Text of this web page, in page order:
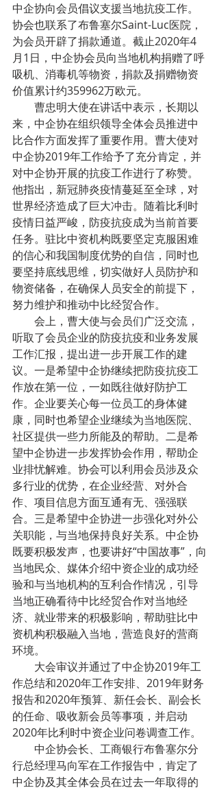
中企协向会员倡议支援当地抗疫工作。
协会也联系了布鲁塞尔Saint-Luc医院，
为会员开辟了捐款通道。截止2020年4
月1日，中企协会员向当地机构捐赠了呼
吸机、消毒机等物资，捐款及捐赠物资
价值累计约359962万欧元。
来，中企协在组织领导全体会员推进中
比合作方面发挥了重要作用。曹大使对
中企协2019年工作给予了充分肯定，并
对中企协开展的抗疫工作进行了称赞。
他指出，新冠肺炎疫情蔓延至全球，对
世界经济造成了巨大冲击。随着比利时
疫情日益严峻，防疫抗疫成为当前首要
任务。驻比中资机构既要坚定克服困难
的信心和我国制度优势的自信，同时也
要坚持底线思维，切实做好人员防护和
物资储备，在确保人员安全的前提下，
努力维护和推动中比经贸合作。
听取了会员企业的防疫抗疫和业务发展
工作汇报，提出进一步开展工作的建
议。一是希望中企协继续把防疫抗疫工
作放在第一位，一如既往做好防护工
作。企业要关心每一位员工的身体健
康，同时也希望企业继续为当地医院、
社区提供一些力所能及的帮助。二是希
望中企协进一步发挥协会作用，帮助企
业排忧解难。协会可以利用会员涉及众
多行业的优势，在企业经营、对外合
作、项目信息方面互通有无、强强联
合。三是希望中企协进一步强化对外公
关职能，与当地保持良好关系。中企协
既要积极发声，也要讲好“中国故事”，向
当地民众、媒体介绍中资企业的成功经
验和与当地机构的互利合作情况，引导
当地正确看待中比经贸合作对当地经
济、就业带来的积极影响，帮助驻比中
资机构积极融入当地，营造良好的营商
环境。
作总结和2020年工作安排、2019年财务
报告和2020年预算、新任会长、副会长
的任命、吸收新会员等事项，并启动
2020年比利时中资企业问卷调查工作。
行总经理马向军在工作报告中，肯定了
中企协及其全体会员在过去一年取得的